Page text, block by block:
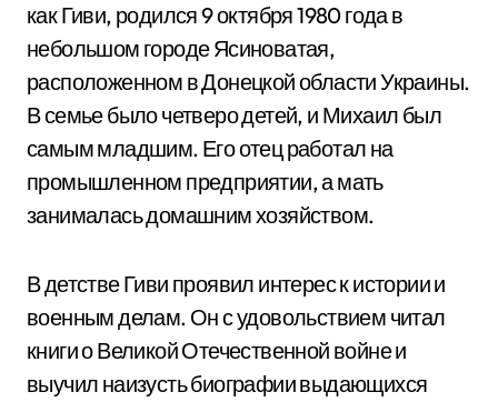
как Гиви, родился 9 октября 1980 года в
небольшом городе Ясиноватая,
расположенном в Донецкой области Украины.
В семье было четверо детей, и Михаил был
самым младшим. Его отец работал на
промышленном предприятии, а мать
занималась домашним хозяйством.
В детстве Гиви проявил интерес к истории и
военным делам. Он с удовольствием читал
книги о Великой Отечественной войне и
выучил наизусть биографии выдающихся